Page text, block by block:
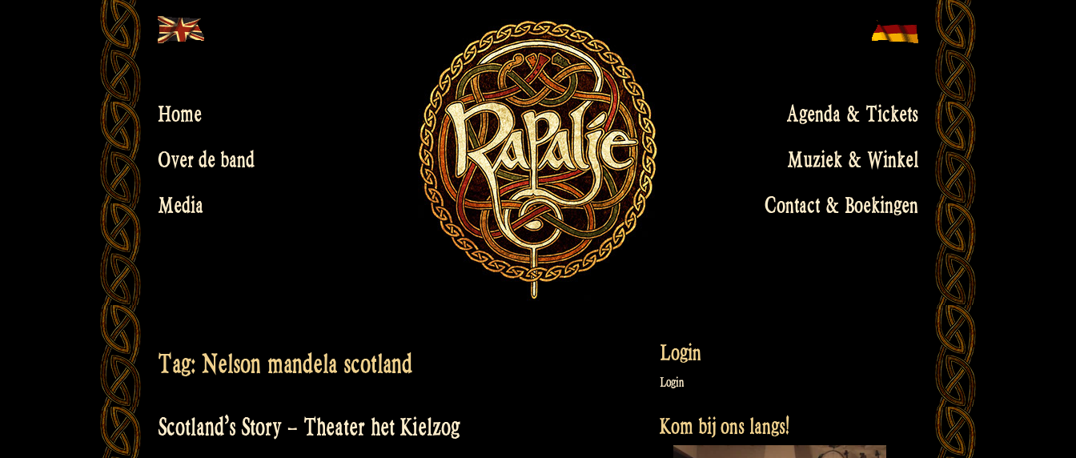
to
Home
Over de band
Media
Agenda & Tickets
Muziek & Winkel
Contact & Boekingen
Tag: Nelson mandela scotland
Scotland’s Story – Theater het Kielzog
Login
Login
Kom bij ons langs!